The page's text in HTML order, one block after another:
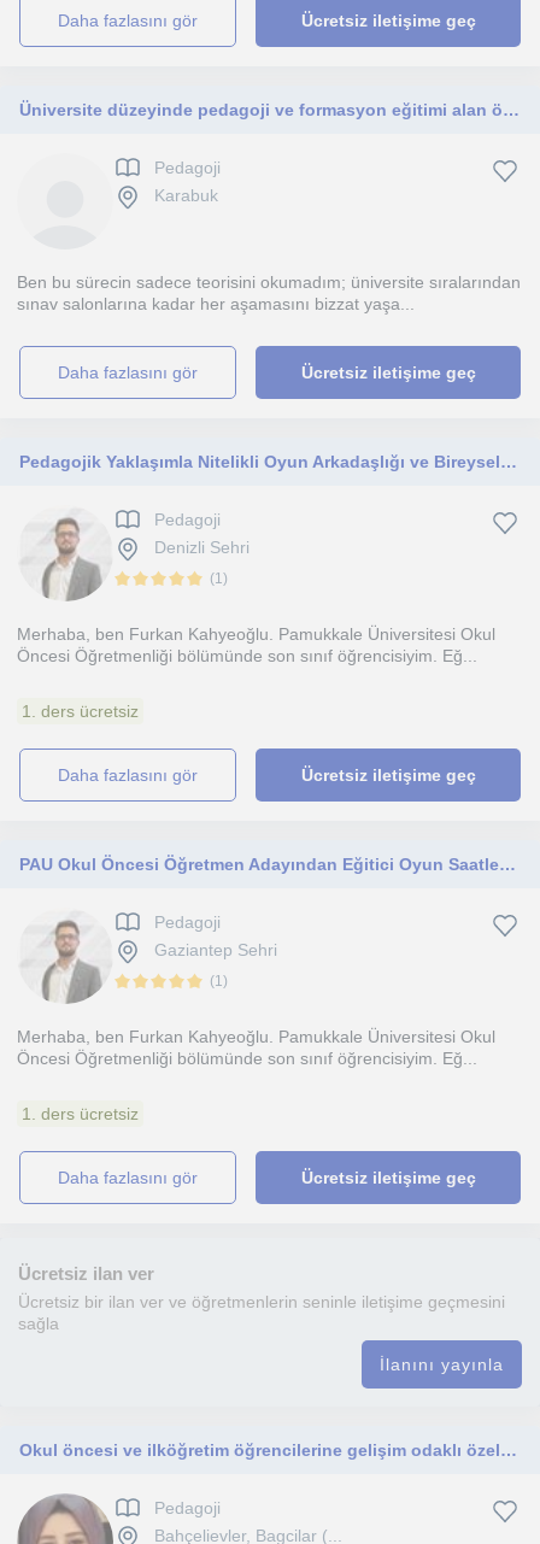
daha fazlasını gör Ücretsiz iletişime geç
Üniversite düzeyinde pedagoji ve formasyon eğitimi alan öğrencilerin teorik derslerini pratikle birleştiren, sınavlarında başarıyı
Pedagoji
Karabuk
Ben bu sürecin sadece teorisini okumadım; üniversite sıralarından
sınav salonlarına kadar her aşamasını bizzat yaşa...
daha fazlasını gör Ücretsiz iletişime geç
Pedagojik Yaklaşımla Nitelikli Oyun Arkadaşlığı ve Bireysel Gelişim Mentörlüğü
Pedagoji
Denizli Sehri
(1)
Merhaba, ben Furkan Kahyeoğlu. Pamukkale Üniversitesi Okul
Öncesi Öğretmenliği bölümünde son sınıf öğrencisiyim. Eğ...
1. ders ücretsiz
daha fazlasını gör Ücretsiz iletişime geç
PAU Okul Öncesi Öğretmen Adayından Eğitici Oyun Saatleri ve Nitelikli Evde Bakım Hizmeti
Pedagoji
Gaziantep Sehri
(1)
Merhaba, ben Furkan Kahyeoğlu. Pamukkale Üniversitesi Okul
Öncesi Öğretmenliği bölümünde son sınıf öğrencisiyim. Eğ...
1. ders ücretsiz
daha fazlasını gör Ücretsiz iletişime geç
Ücretsiz ilan ver
Ücretsiz bir ilan ver ve öğretmenlerin seninle iletişime geçmesini
sağla
İlanını yayınla
Okul öncesi ve ilköğretim öğrencilerine gelişim odaklı özel dersler veriyorum.
Pedagoji
Bahçelievler, Bagcilar (...